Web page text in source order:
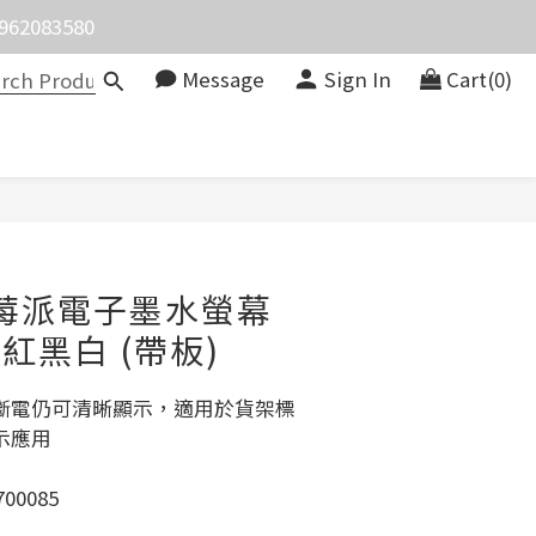
。
。
Message Sign In Cart(0)
派電子墨水螢幕
黑白 (帶板)
電仍可清晰顯示，適用於貨架標
應用